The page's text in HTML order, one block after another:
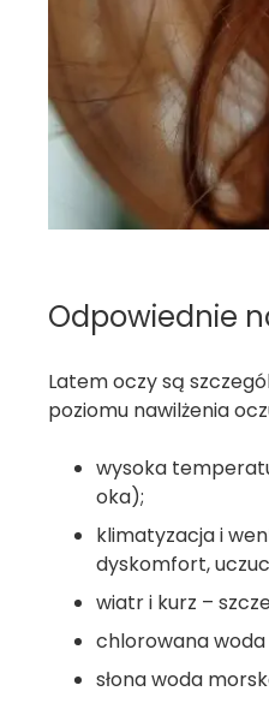
Odpowiednie
Latem oczy są
poziomu nawilżenia
wysoka
oka);
klimatyzacja i
dyskomfort,
wiatr i kurz –
chlorowana woda
słona woda